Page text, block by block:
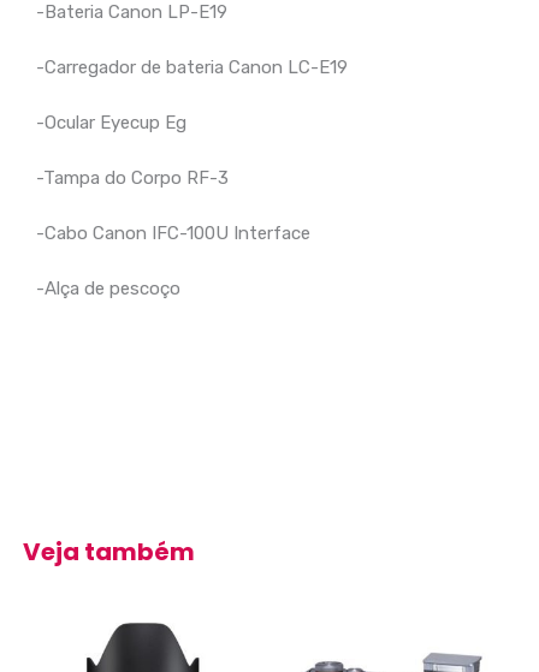
-Bateria Canon LP-E19
-Carregador de bateria Canon LC-E19
-Ocular Eyecup Eg
-Tampa do Corpo RF-3
-Cabo Canon IFC-100U Interface
-Alça de pescoço
Veja também